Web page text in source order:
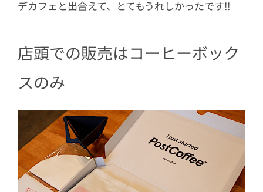
デカフェと出合えて、とてもうれしかったです!!
店頭での販売はコーヒーボック
スのみ